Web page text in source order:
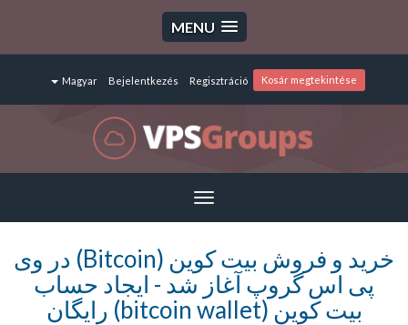
MENU
Magyar Bejelentkezés Regisztráció Kosár megtekintése
Toggle
navigation
خرید و فروش بیت کوین (Bitcoin) در وی
پی اس گروپ آغاز شد - ایجاد حساب
بیت کوین (bitcoin wallet) رایگان